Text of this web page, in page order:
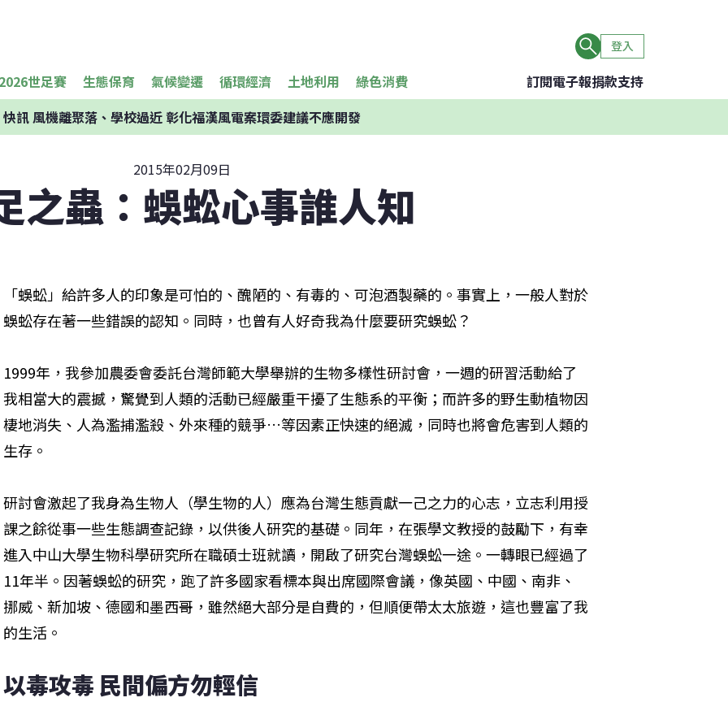
登入
世足賽 生態保育 氣候變遷 循環經濟 土地利用 綠色消費 訂閱電子報捐款支持
快訊風機離聚落、學校過近 彰化福漢風電案環委建議不應開發
2015年02月09日
之蟲：蜈蚣心事誰人知
「蜈蚣」給許多人的印象是可怕的、醜陋的、有毒的、可泡酒製藥的。事實上，一般人對於
蜈蚣存在著一些錯誤的認知。同時，也曾有人好奇我為什麼要研究蜈蚣？
1999年，我參加農委會委託台灣師範大學舉辦的生物多樣性研討會，一週的研習活動給了
我相當大的震撼，驚覺到人類的活動已經嚴重干擾了生態系的平衡；而許多的野生動植物因
棲地消失、人為濫捕濫殺、外來種的競爭…等因素正快速的絕滅，同時也將會危害到人類的
生存。
研討會激起了我身為生物人（學生物的人）應為台灣生態貢獻一己之力的心志，立志利用授
課之餘從事一些生態調查記錄，以供後人研究的基礎。同年，在張學文教授的鼓勵下，有幸
進入中山大學生物科學研究所在職碩士班就讀，開啟了研究台灣蜈蚣一途。一轉眼已經過了
11年半。因著蜈蚣的研究，跑了許多國家看標本與出席國際會議，像英國、中國、南非、
挪威、新加坡、德國和墨西哥，雖然絕大部分是自費的，但順便帶太太旅遊，這也豐富了我
的生活。
以毒攻毒 民間偏方勿輕信